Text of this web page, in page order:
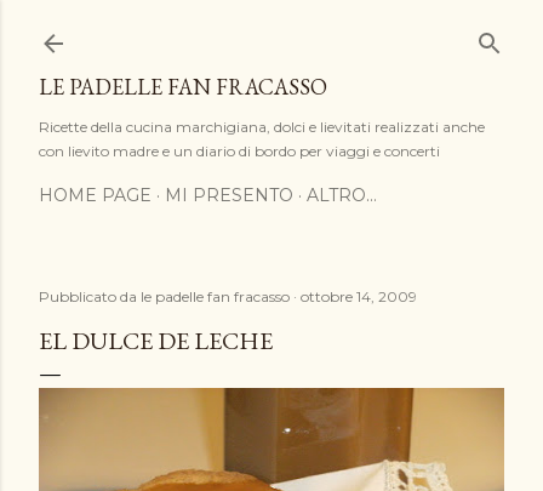
LE PADELLE FAN FRACASSO
Ricette della cucina marchigiana, dolci e lievitati realizzati anche
con lievito madre e un diario di bordo per viaggi e concerti
HOME PAGE MI PRESENTO ALTRO…
Pubblicato da le padelle fan fracasso ottobre 14, 2009
EL DULCE DE LECHE